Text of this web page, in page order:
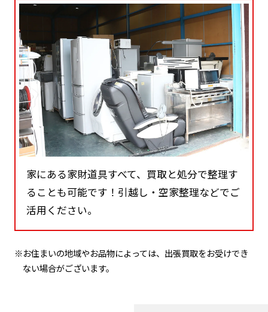
家にある家財道具すべて、買取と処分で整理す
ることも可能です！引越し・空家整理などでご
活用ください。
※お住まいの地域やお品物によっては、出張買取をお受けでき
ない場合がございます。